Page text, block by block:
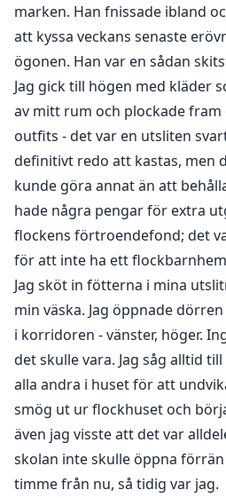
marken. Han fnissade ibland
att kyssa veckans senaste
ögonen. Han var en sådan
Jag gick till högen med kläder
av mitt rum och plockade fram
outfits - det var en utsliten
definitivt redo att kastas, men
kunde göra annat än att
hade några pengar för extra
flockens förtroendefond; det
för att inte ha ett
Jag sköt in fötterna i mina
min väska. Jag öppnade
i korridoren - vänster, höger.
det skulle vara. Jag såg alltid
alla andra i huset för att
smög ut ur flockhuset och
även jag visste att det var
skolan inte skulle öppna
timme från nu, så tidig var jag.